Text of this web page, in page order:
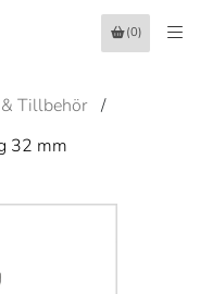
(0)
Tillbehör /
32 mm